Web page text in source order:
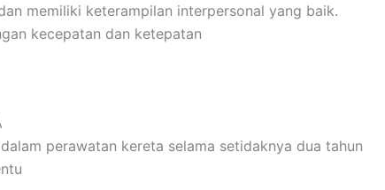
memiliki keterampilan interpersonal yang baik.
kecepatan dan ketepatan
perawatan kereta selama setidaknya dua tahun